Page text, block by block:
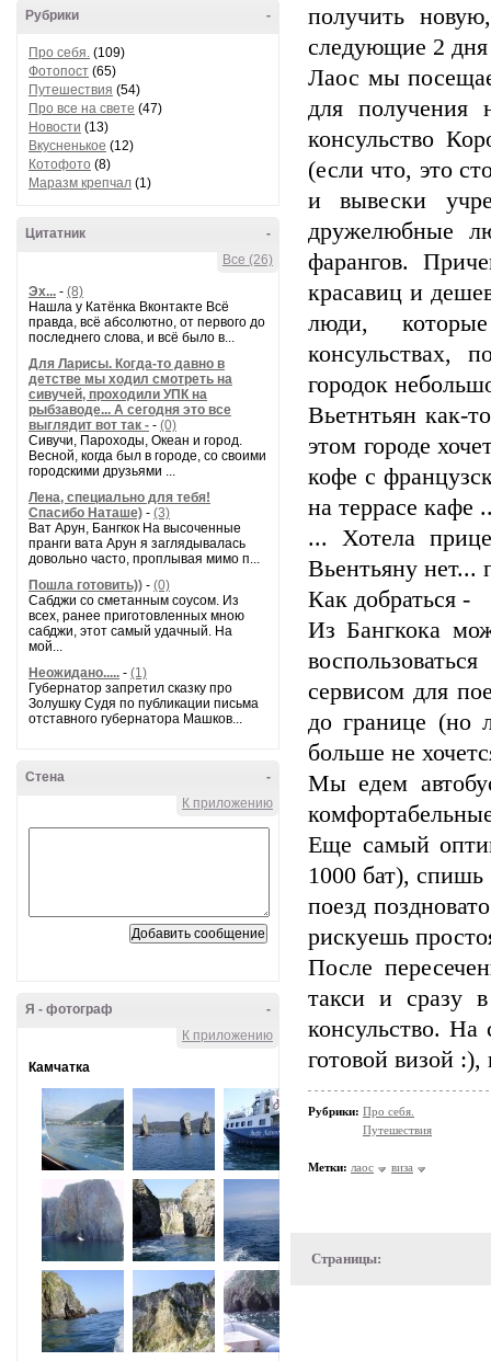
-
Рубрики
Про себя. (109)
Фотопост (65)
Путешествия (54)
Про все на свете (47)
Новости (13)
Вкусненькое (12)
Котофото (8)
Маразм крепчал (1)
-
Цитатник
Все (26)
Эх... - (8)
Нашла у Катёнка Вконтакте Всё
правда, всё абсолютно, от первого до
последнего слова, и всё было в...
Для Ларисы. Когда-то давно в
детстве мы ходил смотреть на
сивучей, проходили УПК на
рыбзаводе... А сегодня это все
выглядит вот так - - (0)
Сивучи, Пароходы, Океан и город.
Весной, когда был в городе, со своими
городскими друзьями ...
Лена, специально для тебя!
Спасибо Наташе) - (3)
Ват Арун, Бангкок На высоченные
пранги вата Арун я заглядывалась
довольно часто, проплывая мимо п...
Пошла готовить)) - (0)
Сабджи со сметанным соусом. Из
всех, ранее приготовленных мною
сабджи, этот самый удачный. На
мой...
Неожидано..... - (1)
Губернатор запретил сказку про
Золушку Судя по публикации письма
отставного губернатора Машков...
-
Стена
К приложению
-
Я - фотограф
К приложению
Камчатка
получить
следующие 2 дня
Лаос мы
для получения
консульство
(если что, это
и вывески
дружелюбные
фарангов.
красавиц и
люди,
консульствах,
городок
Вьетнтьян как-
этом городе
кофе с
на террасе кафе
... Хотела
Вьентьяну нет...
Как добраться -
Из Бангкока
сервисом для
до границе (но
больше не
Мы едем
Еще самый
1000 бат),
поезд
рискуешь
После
такси и сразу
консульство.
готовой визой
Рубрики: Про себя.
Путешествия
Метки: лаос виза
Страницы: